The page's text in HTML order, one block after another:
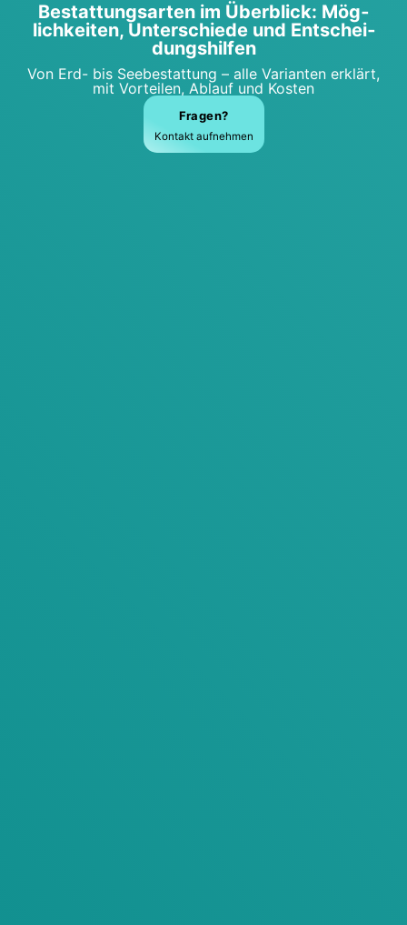
Bestat­tungs­ar­ten im Über­blick: Mög­
lich­kei­ten, Unter­schie­de und Ent­schei­
dungs­hil­fen
Von Erd- bis See­be­stat­tung – alle Vari­an­ten erklärt,
mit Vor­tei­len, Ablauf und Kos­ten
Fra­gen?
Kon­takt auf­neh­men